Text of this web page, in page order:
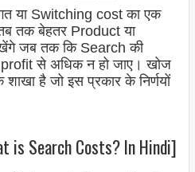
या Switching cost का एक
तक बेहतर Product या
जब तक कि Search की
से अधिक न हो जाए। खोज
शाखा है जो इस प्रकार के निर्णयों
Search Costs? In Hindi]